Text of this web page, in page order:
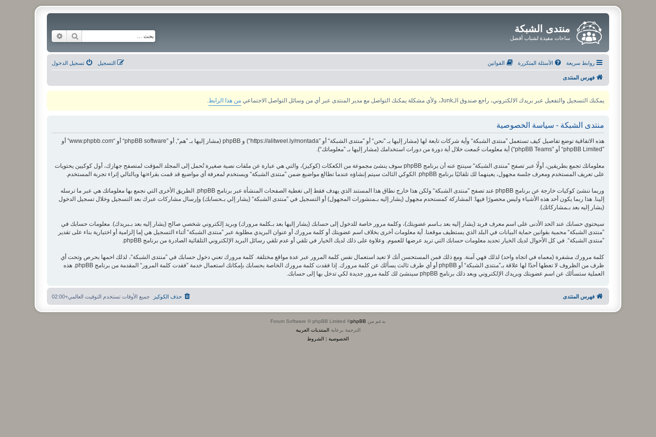
منتدى الشبكة
ساحات مفيدة لشباب أفضل بحث
روابط سريعة الأسئلة المتكررة القوانين تسجيل الدخول التسجيل
فهرس المنتدى
يمكنك التسجيل والتفعيل عبر بريدك الالكتروني، راجع صندوق الـJunk، ولأي مشكلة يمكنك التواصل مع مدير المنتدى عبر أي من وسائل التواصل الاجتماعي من هذا الرابط
منتدى الشبكة - سياسة الخصوصية
هذه الاتفاقية توضع تفاصيل كيف تستعمل ”منتدى الشبكة“ وأية شركات تابعة لها (مشار إليها بـ ”نحن“ أو ”منتدى الشبكة“ أو ”https://alitweel.ly/montada“) و phpBB (مشار إليها بـ ”هم“, أو ”phpBB software“ أو “www.phpbb.com” أو
”phpBB Limited“ أو ”phpBB Teams“) أية معلومات جُمعت خلال أية دورة من دورات استخدامك (مشار إليها بـ ”معلوماتك“).
معلوماتك تجمع بطريقين، أولًا عبر تصفح ”منتدى الشبكة“ سينتج عنه أن برنامج phpBB سوف ينشئ مجموعة من الكعكات (كوكيز)، والتي هي عبارة عن ملفات نصية صغيرة تُحمل إلى المجلد المؤقت لمتصفح جهازك، أول كوكيين يحتويات
على تعريف المستخدم ومعرف جلسة مجهول، يعينهما لك تلقائيًا برنامج phpBB. الكوكي الثالث سيتم إنشاؤه عندما تطالع مواضيع ضمن ”منتدى الشبكة“ ويستخدم لمعرفة أي مواضيع قد قمت بقراءتها وبالتالي إثراء تجربة المستخدم.
وربما ننشئ كوكيات خارجة عن برنامج phpBB عند تصفح ”منتدى الشبكة“ ولكن هذا خارج نطاق هذا المستند الذي يهدف فقط إلى تغطية الصفحات المنشأة عبر برنامج phpBB. الطريق الأخرى التي نجمع بها معلوماتك هي عبر ما ترسله
إلينا. هذا ربما يكون أحد هذه الأشياء وليس محصورًا فيها: المشاركة كمستحدم مجهول (يشار إليه بـمنشورات المجهول) أو التسجيل في ”منتدى الشبكة“ (يشار إلي بـحسابك) وإرسال مشاركات عبرك بعد التسجيل وخلال تسجيل الدخول
(يشار إليه بعد بـمشاركاتك).
سيحتوي حسابك عند الحد الأدنى على اسم معرف فريد (يشار إليه بعد بـاسم عضويتك)، وكلمة مرور خاصة للدخول إلى حسابك (يشار إليها بعد بـكلمة مرورك) وبريد إلكتروني شخصي صالح (يشار إليه بعد بـبريدك). معلومات حسابك في
”منتدى الشبكة“ محمية بقوانين حماية البيانات في البلد الذي يستظيف موقعنا. أية معلومات أخرى بخلاف اسم عضويتك أو كلمة مرورك أو عنوان البريدي مطلوبة عبر ”منتدى الشبكة“ أثناء التسجيل هي إما إلزامية أو اختيارية بناء على تقدير
”منتدى الشبكة“. في كل الأحوال لديك الخيار تحديد معلومات حسابك التي تريد عرضها للعموم. وعلاوة على ذلك لديك الخيار في تلقي أو عدم تلقي رسائل البريد الإلكتروني التلقائية الصادرة من برنامج phpBB.
كلمة مرورك مشفرة (معماه في اتجاه واحد) لذلك فهي آمنة. ومع ذلك فمن المستحسن أنك لا تعيد استعمال نفس كلمة المرور عبر عدة مواقع مختلفة. كلمة مرورك تعني دخول حسابك في ”منتدى الشبكة“، لذلك احمها بحرص وتحت أي
ظرف من الظروف لا تعطها أحدًا لها علاقة بـ”منتدى الشبكة“ أو phpBB أو أي طرف ثالث يسألك عن كلمة مرورك. إذا فقدت كلمة مرورك الخاصة بحسابك بإمكانك استعمال خدمة ”فقدت كلمة المرور“ المقدمة من برنامج phpBB. هذه
العملية ستسألك عن اسم عضويتك وبريدك الإلكتروني وبعد ذلك برنامج phpBB سينشئ لك كلمة مرور جديدة لكي تدخل بها إلى حسابك.
فهرس المنتدى جميع الأوقات تستخدم التوقيت العالمي+02:00 حذف الكوكيز
بدعم من phpBB
® Forum Software © phpBB Limited
الترجمة برعاية المنتديات العربية
الخصوصية | الشروط